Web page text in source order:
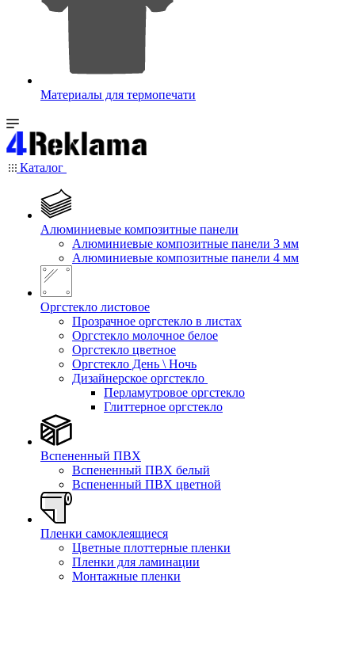
Материалы для термопечати
Каталог
Алюминиевые композитные панели
Алюминиевые композитные панели 3 мм
Алюминиевые композитные панели 4 мм
Оргстекло листовое
Прозрачное оргстекло в листах
Оргстекло молочное белое
Оргстекло цветное
Оргстекло День \ Ночь
Дизайнерское оргстекло
Перламутровое оргстекло
Глиттерное оргстекло
Вспененный ПВХ
Вспененный ПВХ белый
Вспененный ПВХ цветной
Пленки самоклеящиеся
Цветные плоттерные пленки
Пленки для ламинации
Монтажные пленки